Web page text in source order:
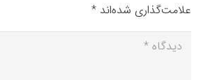
علامت‌گذاری شده‌اند *